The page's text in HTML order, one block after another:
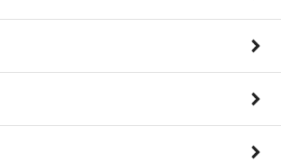
Triston Palmer - Last Christmas / Last
[7"] (2026) 11月上旬発売
Come Home) [7"] (2026) 11月上旬発売
- THE FUTURE CLASSICS [CD / 2LP]
MUSIC ON VINYL (2026)【国内帯付仕様